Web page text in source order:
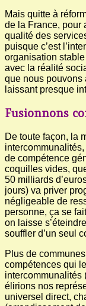
Mais quitte à
de la France, pour
qualité des
puisque c’est
organisation
avec la réalité
que nous pouvons
laissant presque
Fusionnons
De toute façon, la
de compétence
coquilles vides,
50 milliards
jours) va priver
négligeable de
personne, ça se
on laisse
souffler d’un seul
Plus de
compétences qui
intercommunalités
élirions nos
universel direct,